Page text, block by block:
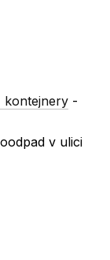
kontejnery -
v ulici